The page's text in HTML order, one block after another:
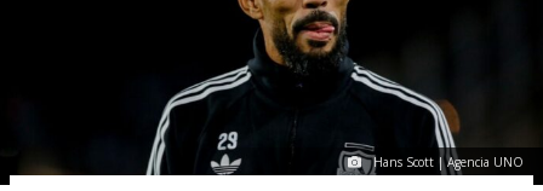
Hans Scott | Agencia UNO